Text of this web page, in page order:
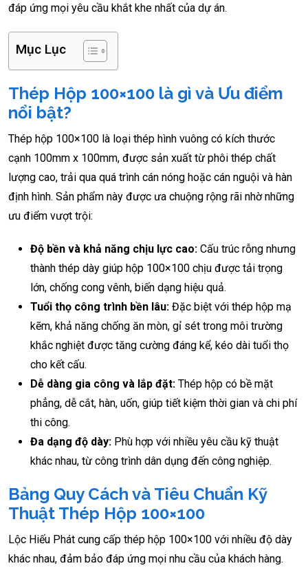
đáp ứng mọi yêu cầu khắt khe nhất của dự án.
Mục Lục
Thép Hộp 100×100 là gì và Ưu điểm
nổi bật?
Thép hộp 100×100 là loại thép hình vuông có kích thước
cạnh 100mm x 100mm, được sản xuất từ phôi thép chất
lượng cao, trải qua quá trình cán nóng hoặc cán nguội và hàn
định hình. Sản phẩm này được ưa chuộng rộng rãi nhờ những
ưu điểm vượt trội:
Độ bền và khả năng chịu lực cao: Cấu trúc rỗng nhưng
thành thép dày giúp hộp 100×100 chịu được tải trọng
lớn, chống cong vênh, biến dạng hiệu quả.
Tuổi thọ công trình bền lâu: Đặc biệt với thép hộp mạ
kẽm, khả năng chống ăn mòn, gỉ sét trong môi trường
khắc nghiệt được tăng cường đáng kể, kéo dài tuổi thọ
cho kết cấu.
Dễ dàng gia công và lắp đặt: Thép hộp có bề mặt
phẳng, dễ cắt, hàn, uốn, giúp tiết kiệm thời gian và chi phí
thi công.
Đa dạng độ dày: Phù hợp với nhiều yêu cầu kỹ thuật
khác nhau, từ công trình dân dụng đến công nghiệp.
Bảng Quy Cách và Tiêu Chuẩn Kỹ
Thuật Thép Hộp 100×100
Lộc Hiếu Phát cung cấp thép hộp 100×100 với nhiều độ dày
khác nhau, đảm bảo đáp ứng mọi nhu cầu của khách hàng.